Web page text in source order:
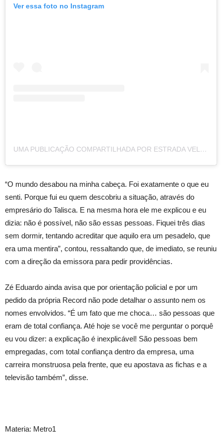
Ver essa foto no Instagram
UMA PUBLICAÇÃO COMPARTILHADA POR ESTRADA VELHA NEWS (@ESTRADAVELHANEWS)
“O mundo desabou na minha cabeça. Foi exatamente o que eu
senti. Porque fui eu quem descobriu a situação, através do
empresário do Talisca. E na mesma hora ele me explicou e eu
dizia: não é possível, não são essas pessoas. Fiquei três dias
sem dormir, tentando acreditar que aquilo era um pesadelo, que
era uma mentira”, contou, ressaltando que, de imediato, se reuniu
com a direção da emissora para pedir providências.
Zé Eduardo ainda avisa que por orientação policial e por um
pedido da própria Record não pode detalhar o assunto nem os
nomes envolvidos. “É um fato que me choca… são pessoas que
eram de total confiança. Até hoje se você me perguntar o porquê
eu vou dizer: a explicação é inexplicável! São pessoas bem
empregadas, com total confiança dentro da empresa, uma
carreira monstruosa pela frente, que eu apostava as fichas e a
televisão também”, disse.
Materia: Metro1